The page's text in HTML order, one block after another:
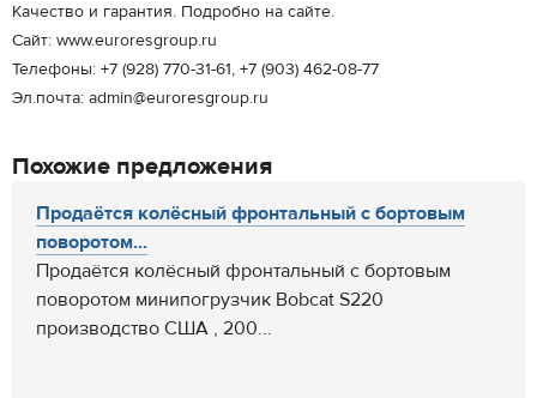
Качество и гарантия. Подробно на сайте.
Сайт: www.euroresgroup.ru
Телефоны: +7 (928) 770-31-61, +7 (903) 462-08-77
Эл.почта: admin@euroresgroup.ru
Похожие предложения
Продаётся колёсный фронтальный с бортовым
поворотом...
Продаётся колёсный фронтальный с бортовым
поворотом минипогрузчик Bobcat S220
производство США , 200...